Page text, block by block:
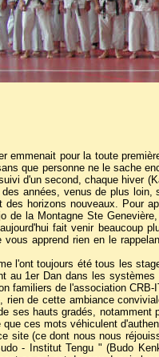
emmenait pour la toute
que personne ne le sache
d'un second, chaque hiver
années, venus de plus
horizons nouveaux. Pour
de la Montagne Ste
fait venir beaucoup
vous apprend rien en le
l'ont toujours été tous les
au 1er Dan dans les
familiers de l'association
rien de cette ambiance
ses hauts gradés,
ces mots véhiculent
site (ce dont nous nous
- Institut Tengu " (Budo